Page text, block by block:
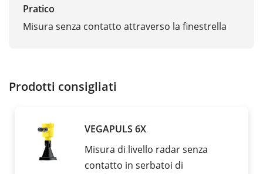
Pratico
Misura senza contatto attraverso la finestrella
Prodotti consigliati
VEGAPULS 6X
Misura di livello radar senza
contatto in serbatoi di